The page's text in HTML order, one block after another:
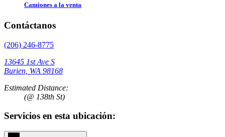
Camiones a la venta
Contáctanos
(206) 246-8775
13645 1st Ave S
Burien, WA 98168
Estimated Distance:
(@ 138th St)
Servicios en esta ubicación: